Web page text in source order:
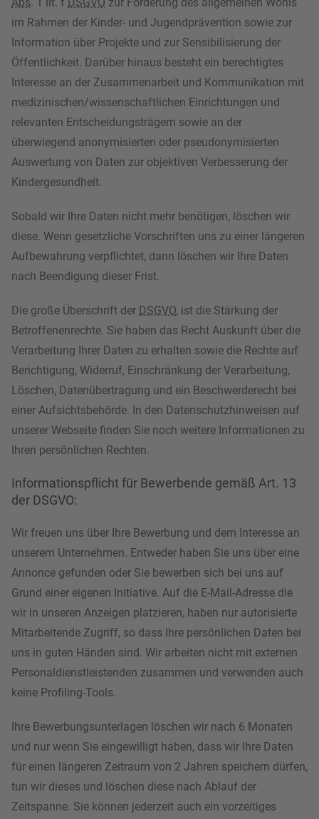
im Rahmen der Kinder- und Jugendprävention sowie zur
Information über Projekte und zur Sensibilisierung der
Öffentlichkeit. Darüber hinaus besteht ein berechtigtes
Interesse an der Zusammenarbeit und Kommunikation mit
medizinischen/wissenschaftlichen Einrichtungen und
relevanten Entscheidungsträgern sowie an der
überwiegend anonymisierten oder pseudonymisierten
Auswertung von Daten zur objektiven Verbesserung der
Kindergesundheit.
Sobald wir Ihre Daten nicht mehr benötigen, löschen wir
diese. Wenn gesetzliche Vorschriften uns zu einer längeren
Aufbewahrung verpflichtet, dann löschen wir Ihre Daten
nach Beendigung dieser Frist.
Die große Überschrift der DSGVO, ist die Stärkung der
Betroffenenrechte. Sie haben das Recht Auskunft über die
Verarbeitung Ihrer Daten zu erhalten sowie die Rechte auf
Berichtigung, Widerruf, Einschränkung der Verarbeitung,
Löschen, Datenübertragung und ein Beschwerderecht bei
einer Aufsichtsbehörde. In den Datenschutzhinweisen auf
unserer Webseite finden Sie noch weitere Informationen zu
Ihren persönlichen Rechten.
Informationspflicht für Bewerbende gemäß Art. 13
der DSGVO:
Wir freuen uns über Ihre Bewerbung und dem Interesse an
unserem Unternehmen. Entweder haben Sie uns über eine
Annonce gefunden oder Sie bewerben sich bei uns auf
Grund einer eigenen Initiative. Auf die E-Mail-Adresse die
wir in unseren Anzeigen platzieren, haben nur autorisierte
Mitarbeitende Zugriff, so dass Ihre persönlichen Daten bei
uns in guten Händen sind. Wir arbeiten nicht mit externen
Personaldienstleistenden zusammen und verwenden auch
keine Profiling-Tools.
Ihre Bewerbungsunterlagen löschen wir nach 6 Monaten
und nur wenn Sie eingewilligt haben, dass wir Ihre Daten
für einen längeren Zeitraum von 2 Jahren speichern dürfen,
tun wir dieses und löschen diese nach Ablauf der
Zeitspanne. Sie können jederzeit auch ein vorzeitiges